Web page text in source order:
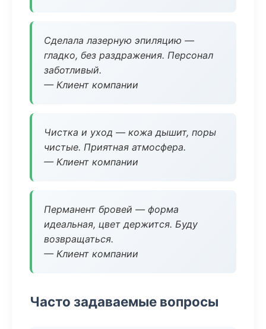
Сделала лазерную эпиляцию —
гладко, без раздражения. Персонал
заботливый.
— Клиент компании
Чистка и уход — кожа дышит, поры
чистые. Приятная атмосфера.
— Клиент компании
Перманент бровей — форма
идеальная, цвет держится. Буду
возвращаться.
— Клиент компании
Часто задаваемые вопросы